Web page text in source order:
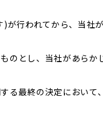
行われてから、当社
のとし、当社があらか
る最終の決定において